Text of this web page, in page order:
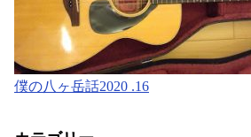
僕の八ヶ岳話2020 .16